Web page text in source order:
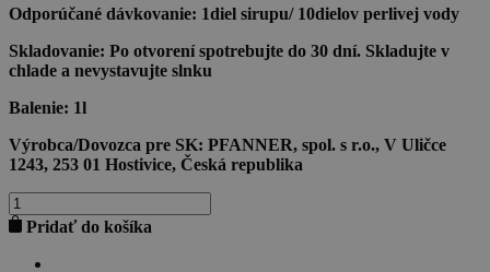
Odporúčané dávkovanie: 1diel sirupu/ 10dielov perlivej vody
Skladovanie: Po otvorení spotrebujte do 30 dní. Skladujte v
chlade a nevystavujte slnku
Balenie: 1l
Výrobca/Dovozca pre SK: PFANNER, spol. s r.o., V Uličce
1243, 253 01 Hostivice, Česká republika
množstvo
ZÁZVOR
Pridať do košíka